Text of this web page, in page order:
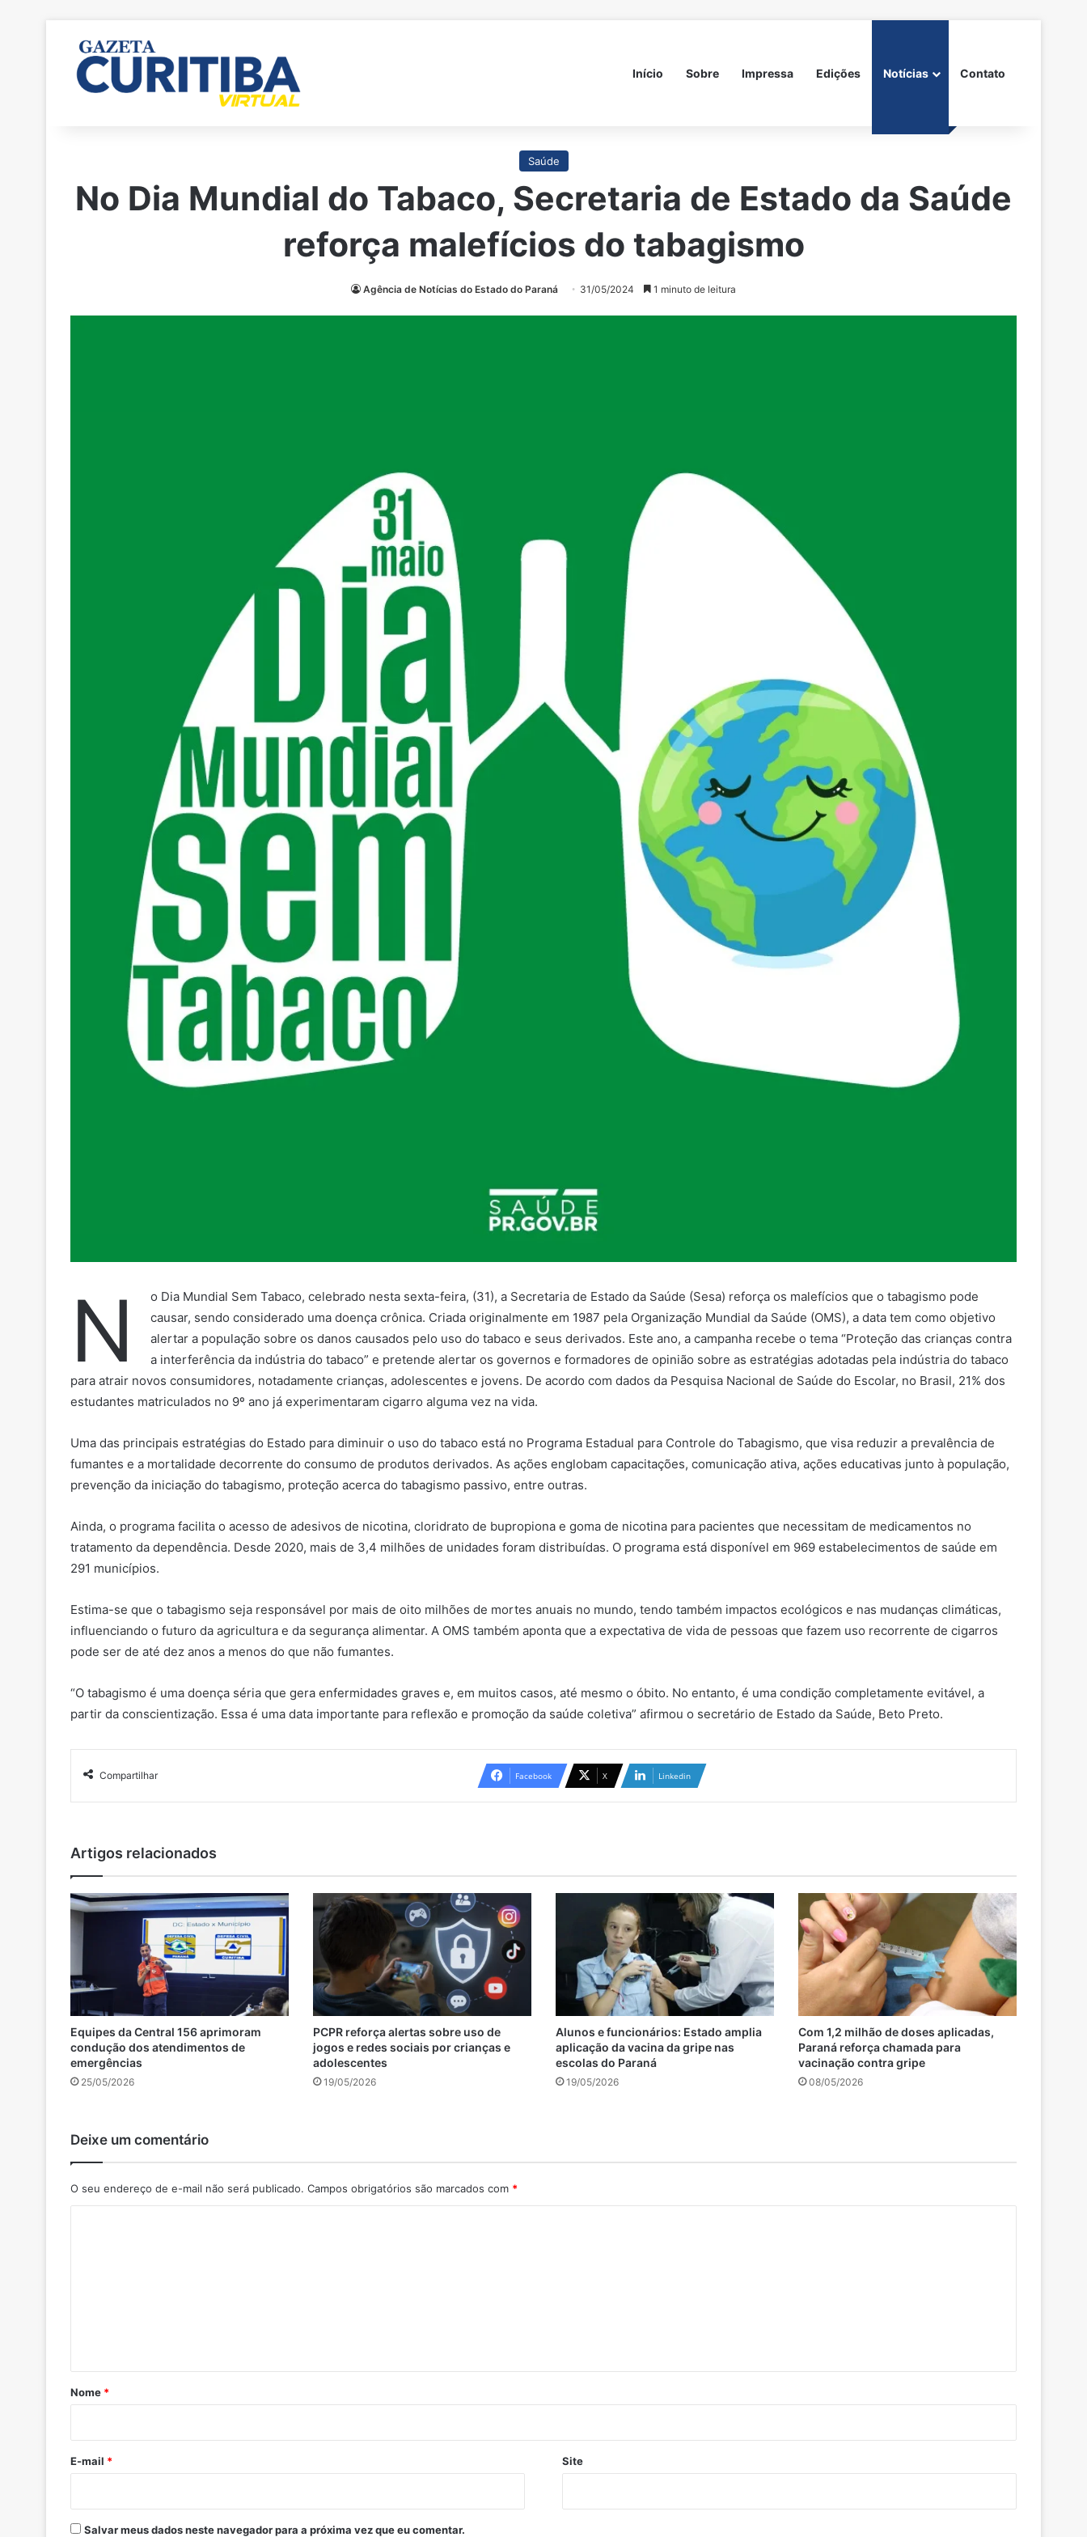
Início Sobre Impressa Edições Notícias Contato
Saúde
No Dia Mundial do Tabaco, Secretaria de Estado da Saúde
reforça malefícios do tabagismo
Agência de Notícias do Estado do Paraná 31/05/2024 1 minuto de leitura
N
o Dia Mundial Sem Tabaco, celebrado nesta sexta-feira, (31), a Secretaria de Estado da Saúde (Sesa) reforça os malefícios que o tabagismo pode
causar, sendo considerado uma doença crônica. Criada originalmente em 1987 pela Organização Mundial da Saúde (OMS), a data tem como objetivo
alertar a população sobre os danos causados pelo uso do tabaco e seus derivados. Este ano, a campanha recebe o tema “Proteção das crianças contra
a interferência da indústria do tabaco” e pretende alertar os governos e formadores de opinião sobre as estratégias adotadas pela indústria do tabaco
para atrair novos consumidores, notadamente crianças, adolescentes e jovens. De acordo com dados da Pesquisa Nacional de Saúde do Escolar, no Brasil, 21% dos
estudantes matriculados no 9º ano já experimentaram cigarro alguma vez na vida.
Uma das principais estratégias do Estado para diminuir o uso do tabaco está no Programa Estadual para Controle do Tabagismo, que visa reduzir a prevalência de
fumantes e a mortalidade decorrente do consumo de produtos derivados. As ações englobam capacitações, comunicação ativa, ações educativas junto à população,
prevenção da iniciação do tabagismo, proteção acerca do tabagismo passivo, entre outras.
Ainda, o programa facilita o acesso de adesivos de nicotina, cloridrato de bupropiona e goma de nicotina para pacientes que necessitam de medicamentos no
tratamento da dependência. Desde 2020, mais de 3,4 milhões de unidades foram distribuídas. O programa está disponível em 969 estabelecimentos de saúde em
291 municípios.
Estima-se que o tabagismo seja responsável por mais de oito milhões de mortes anuais no mundo, tendo também impactos ecológicos e nas mudanças climáticas,
influenciando o futuro da agricultura e da segurança alimentar. A OMS também aponta que a expectativa de vida de pessoas que fazem uso recorrente de cigarros
pode ser de até dez anos a menos do que não fumantes.
“O tabagismo é uma doença séria que gera enfermidades graves e, em muitos casos, até mesmo o óbito. No entanto, é uma condição completamente evitável, a
partir da conscientização. Essa é uma data importante para reflexão e promoção da saúde coletiva” afirmou o secretário de Estado da Saúde, Beto Preto.
Compartilhar Facebook X Linkedin
Artigos relacionados
Equipes da Central 156 aprimoram
condução dos atendimentos de
emergências
25/05/2026
PCPR reforça alertas sobre uso de
jogos e redes sociais por crianças e
adolescentes
19/05/2026
Alunos e funcionários: Estado amplia
aplicação da vacina da gripe nas
escolas do Paraná
19/05/2026
Com 1,2 milhão de doses aplicadas,
Paraná reforça chamada para
vacinação contra gripe
08/05/2026
Deixe um comentário
O seu endereço de e-mail não será publicado. Campos obrigatórios são marcados com *
r
*
Nome *
E-mail * Site
Salvar meus dados neste navegador para a próxima vez que eu comentar.